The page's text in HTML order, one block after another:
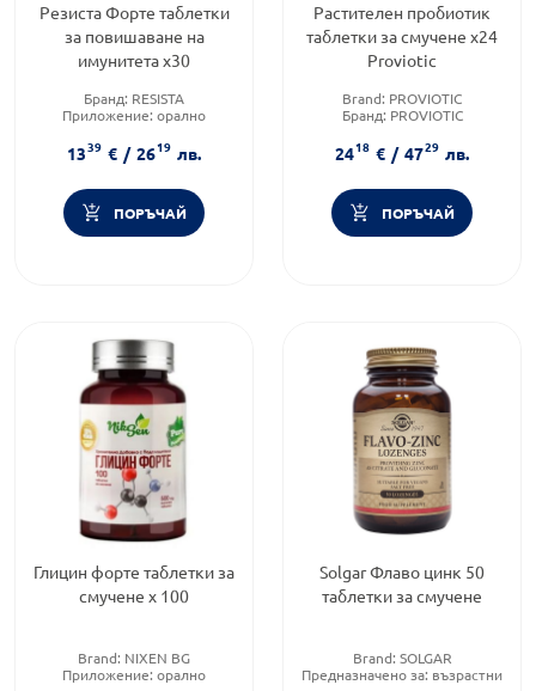
Резиста Форте таблетки
за повишаване на
имунитета х30
Бранд: RESISTA
Приложение: орално
1339 € / 2619 лв.
ПОРЪЧАЙ
Растителен пробиотик
таблетки за смучене х24
Proviotic
Brand: PROVIOTIC
Бранд: PROVIOTIC
2418 € / 4729 лв.
ПОРЪЧАЙ
Глицин форте таблетки за
смучене х 100
Brand: NIXEN BG
Приложение: орално
Solgar Флаво цинк 50
таблетки за смучене
Brand: SOLGAR
Предназначено за: възрастни